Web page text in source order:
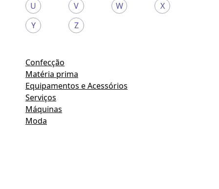
U
V W
X
Y
Z
Confecção
Matéria prima
Equipamentos e Acessórios
Serviços
Máquinas
Moda